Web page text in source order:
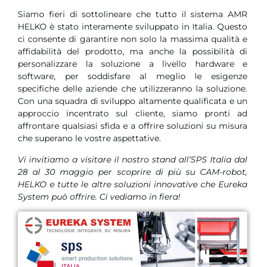
Siamo fieri di sottolineare che tutto il sistema AMR
HELKO è stato interamente sviluppato in Italia. Questo
ci consente di garantire non solo la massima qualità e
affidabilità del prodotto, ma anche la possibilità di
personalizzare la soluzione a livello hardware e
software, per soddisfare al meglio le esigenze
specifiche delle aziende che utilizzeranno la soluzione.
Con una squadra di sviluppo altamente qualificata e un
approccio incentrato sul cliente, siamo pronti ad
affrontare qualsiasi sfida e a offrire soluzioni su misura
che superano le vostre aspettative.
Vi invitiamo a visitare il nostro stand all’SPS Italia dal
28 al 30 maggio per scoprire di più su CAM-robot,
HELKO e tutte le altre soluzioni innovative che Eureka
System può offrire. Ci vediamo in fiera!